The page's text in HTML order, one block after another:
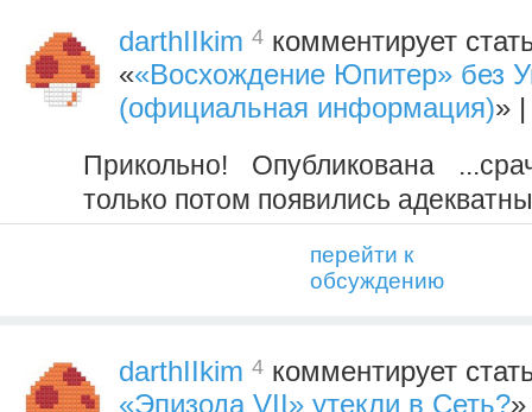
darthIIkim 4 комментирует
««Восхождение Юпитер» без
(официальная информация)»
Прикольно! Опубликована
только потом появились
перейти к
обсуждению
darthIIkim 4 комментирует
«Эпизода VII» утекли в Сеть?